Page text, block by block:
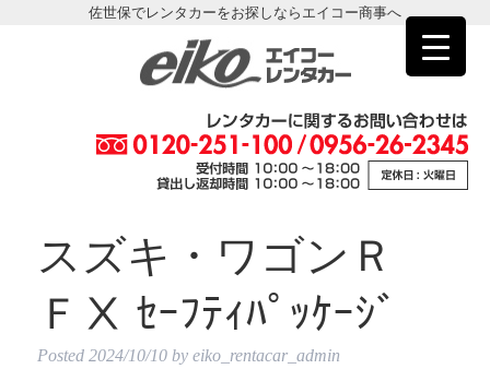
佐世保でレンタカーをお探しならエイコー商事へ
スズキ・ワゴンＲ
ＦⅩ ｾｰﾌﾃｨﾊﾟｯｹｰｼﾞ
Posted 2024/10/10 by eiko_rentacar_admin